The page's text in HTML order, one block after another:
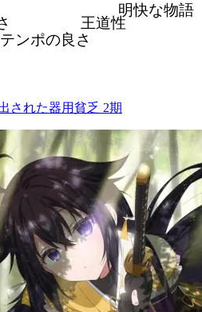
明快な物語
王道性
テンポの良さ
された器用貧乏 2期